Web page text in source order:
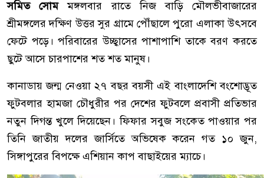
সমিত সোমমঙ্গলবার রাতে নিজ বাড়ি মৌলভীবাজারের
শ্রীমঙ্গলের দক্ষিণ উত্তর সুর গ্রামে পৌঁছালে পুরো এলাকা উৎসবে
ফেটে পড়ে। পরিবারের উচ্ছ্বাসের পাশাপাশি তাকে বরণ করতে
ছুটে আসে চারপাশের শত শত মানুষ।
কানাডায় জন্ম নেওয়া ২৭ বছর বয়সী এই বাংলাদেশি বংশোদ্ভূত
ফুটবলার হামজা চৌধুরীর পর দেশের ফুটবলে প্রবাসী প্রতিভার
নতুন দিগন্ত খুলে দিয়েছেন। ফিফার সবুজ সংকেত পাওয়ার পর
তিনি জাতীয় দলের জার্সিতে অভিষেক করেন গত ১০ জুন,
সিঙ্গাপুরের বিপক্ষে এশিয়ান কাপ বাছাইয়ের ম্যাচে।